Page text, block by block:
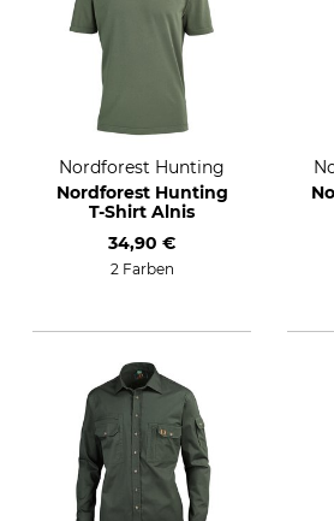
Nordforest Hunting
Nordforest Hunting
T-Shirt Alnis
34,90 €
2 Farben